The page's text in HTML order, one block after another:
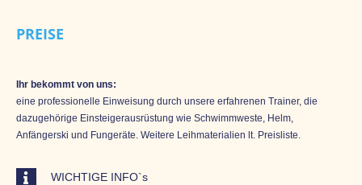
PREISE
Ihr bekommt von uns:
eine professionelle Einweisung durch unsere erfahrenen Trainer, die
dazugehörige Einsteigerausrüstung wie Schwimmweste, Helm,
Anfängerski und Fungeräte. Weitere Leihmaterialien lt. Preisliste.
WICHTIGE INFO`s